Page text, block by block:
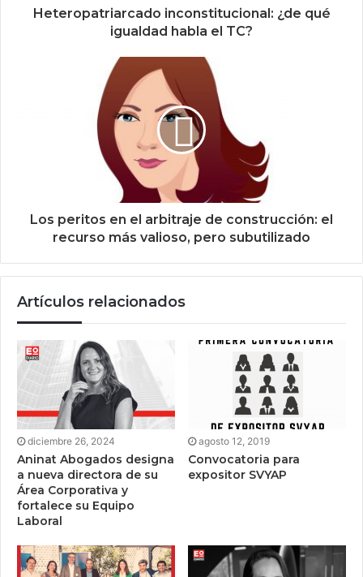
Heteropatriarcado inconstitucional: ¿de qué
igualdad habla el TC?
Los peritos en el arbitraje de construcción: el
recurso más valioso, pero subutilizado
Artículos relacionados
diciembre 26, 2024
Aninat Abogados designa
a nueva directora de su
Área Corporativa y
fortalece su Equipo
Laboral
agosto 12, 2019
Convocatoria para
expositor SVYAP